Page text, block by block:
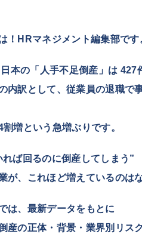
！HRマネジメント編集部です
本の「人手不足倒産」は 427
内訳として、従業員の退職で
増という急増ぶりです。
れば回るのに倒産してしまう”
が、これほど増えているのは
は、最新データをもとに
産の正体・背景・業界別リス